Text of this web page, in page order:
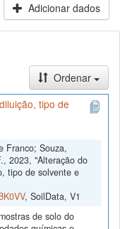
Adicionar dados
Ordenar
tipo de
Franco; Souza,
2023, "Alteração do
tipo de solvente e
, SoilData, V1
de solo do